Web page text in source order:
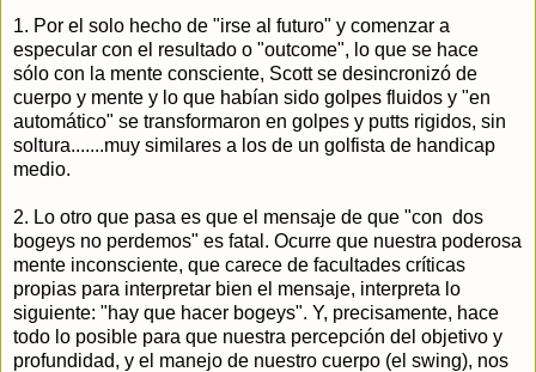
1. Por el solo hecho de "irse al futuro" y comenzar a
especular con el resultado o "outcome", lo que se hace
sólo con la mente consciente, Scott se desincronizó de
cuerpo y mente y lo que habían sido golpes fluidos y "en
automático" se transformaron en golpes y putts rigidos, sin
soltura.......muy similares a los de un golfista de handicap
medio.
2. Lo otro que pasa es que el mensaje de que "con dos
bogeys no perdemos" es fatal. Ocurre que nuestra poderosa
mente inconsciente, que carece de facultades críticas
propias para interpretar bien el mensaje, interpreta lo
siguiente: "hay que hacer bogeys". Y, precisamente, hace
todo lo posible para que nuestra percepción del objetivo y
profundidad, y el manejo de nuestro cuerpo (el swing), nos